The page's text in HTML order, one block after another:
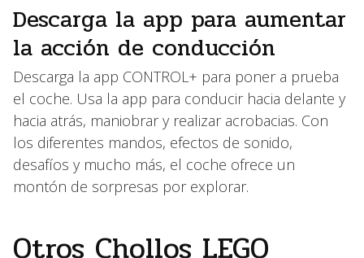
Descarga la app para aumentar
la acción de conducción
Descarga la app CONTROL+ para poner a prueba
el coche. Usa la app para conducir hacia delante y
hacia atrás, maniobrar y realizar acrobacias. Con
los diferentes mandos, efectos de sonido,
desafíos y mucho más, el coche ofrece un
montón de sorpresas por explorar.
Otros Chollos LEGO